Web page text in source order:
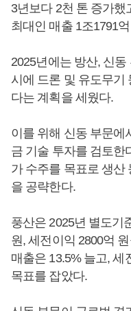
3년보다 2천 톤 증가
최대인 매출 1조1791
2025년에는 방산, 신
시에 드론 및 유도무기
다는 계획을 세웠다.
이를 위해 신동 부문에
금 기술 투자를 검토한
가 수주를 목표로 생산
을 공략한다.
풍산은 2025년 별도기
원, 세전이익 2800억
매출은 13.5% 늘고, 세
목표를 잡았다.